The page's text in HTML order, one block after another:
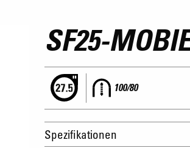
SF25-
100/80
Spezifikationen